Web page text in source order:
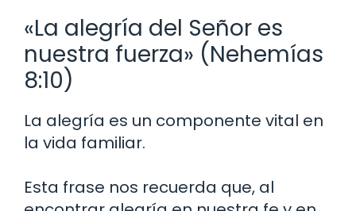
«La alegría del Señor es
nuestra fuerza» (Nehemías
8:10)
La alegría es un componente vital en
la vida familiar.
Esta frase nos recuerda que, al